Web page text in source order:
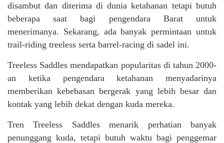
disambut dan diterima di dunia ketahanan tetapi butuh
beberapa saat bagi pengendara Barat untuk
menerimanya. Sekarang, ada banyak permintaan untuk
trail-riding treeless serta barrel-racing di sadel ini.
Treeless Saddles mendapatkan popularitas di tahun 2000-
an ketika pengendara ketahanan menyadarinya
memberikan kebebasan bergerak yang lebih besar dan
kontak yang lebih dekat dengan kuda mereka.
Tren Treeless Saddles menarik perhatian banyak
penunggang kuda, tetapi butuh waktu bagi penggemar